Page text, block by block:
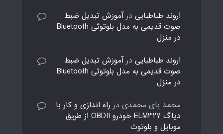
اروند طباطبایی در آموزش تبدیل ضبط
صوت قدیمی به مدل بلوتوثی Bluetooth
در منزل
اروند طباطبایی در آموزش تبدیل ضبط
صوت قدیمی به مدل بلوتوثی Bluetooth
در منزل
محمد بای محمدی در راه اندازی و کار با
دیاگ ELM327 خودرو OBDII از طریق
موبایل و بلوتوث